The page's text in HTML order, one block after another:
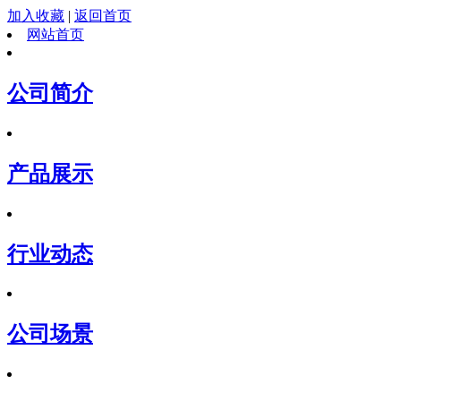
加入收藏 | 返回首页
网站首页
公司简介
产品展示
行业动态
公司场景